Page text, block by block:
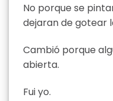
No porque se
dejaran de gotear
Cambió porque
abierta.
Fui yo.